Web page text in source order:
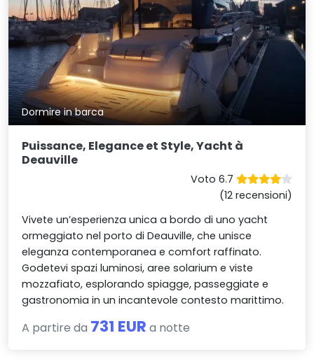
Dormire in barca
Puissance, Elegance et Style, Yacht à
Deauville
Voto 6.7
(12 recensioni)
Vivete un’esperienza unica a bordo di uno yacht
ormeggiato nel porto di Deauville, che unisce
eleganza contemporanea e comfort raffinato.
Godetevi spazi luminosi, aree solarium e viste
mozzafiato, esplorando spiagge, passeggiate e
gastronomia in un incantevole contesto marittimo.
A partire da 731 EUR a notte